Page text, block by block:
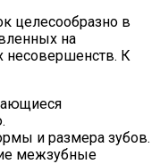
целесообразно в
на
несовершенств. К
и размера зубов.
межзубные